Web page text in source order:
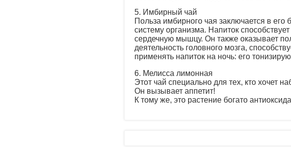
5. Имбирный чай
Польза имбирного чая заключается в его
систему организма. Напиток
сердечную мышцу. Он также оказывает
деятельность головного мозга,
применять напиток на ночь: его
6. Мелисса лимонная
Этот чай специально для тех, кто хочет
Он вызывает аппетит!
К тому же, это растение богато